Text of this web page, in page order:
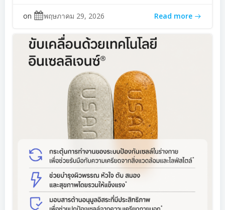
on พฤษภาคม 29, 2026 Read more